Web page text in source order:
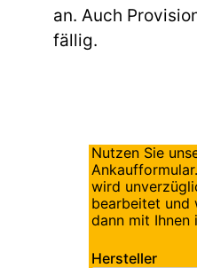
an. Auch
fällig.
Nutzen Sie
wird
bearbeitet und
dann mit Ihnen
Hersteller